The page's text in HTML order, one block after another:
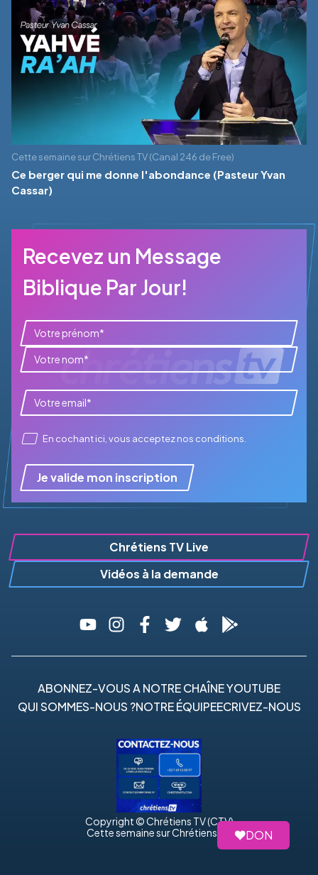
DON
Cette semaine sur Chrétiens TV (Canal 246 de Free)
Ce berger qui me donne l'abondance (Pasteur Yvan
Cassar)
Recevez un Message
Biblique Par Jour!
En cochant ici, vous accepteznos conditions
Je valide mon inscription
Chrétiens TV Live
Vidéos à la demande
ABONNEZ-VOUS A NOTRE CHAÎNE YOUTUBE
QUI SOMMES-NOUS ?NOTRE ÉQUIPEECRIVEZ-NOUS
Copyright © Chrétiens TV (CTV)
Cette semaine sur Chrétiens TV